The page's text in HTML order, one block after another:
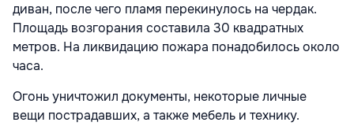
диван, после чего пламя перекинулось на чердак.
Площадь возгорания составила 30 квадратных
метров. На ликвидацию пожара понадобилось около
часа.
Огонь уничтожил документы, некоторые личные
вещи пострадавших, а также мебель и технику.